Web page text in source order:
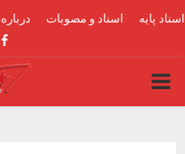
اسناد پایه اسناد و مصوبات
PRIMARY